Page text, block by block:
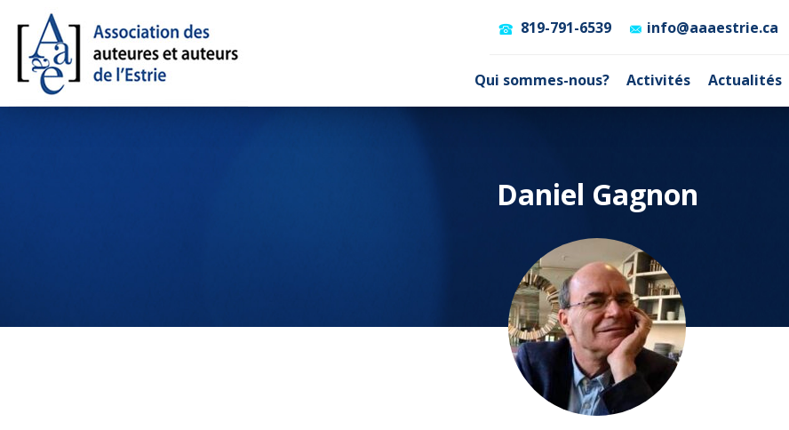
Qui sommes-nous? Activités Actualités
819-791-6539 info@aaaestrie.ca
Daniel Gagnon